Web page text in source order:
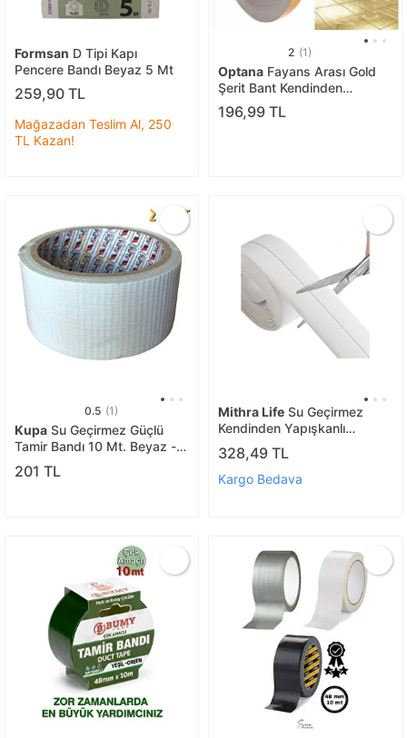
Formsan D Tipi Kapı
Pencere Bandı Beyaz 5 Mt
259,90 TL
Mağazadan Teslim Al, 250
TL Kazan!
2 (1)
Optana Fayans Arası Gold
Şerit Bant Kendinden
Yapışkanlı Derz Bandı
1cmx50m
196,99 TL
0.5 (1)
Kupa Su Geçirmez Güçlü
Tamir Bandı 10 Mt. Beyaz - 2
Adet
201 TL
Mithra Life Su Geçirmez
Kendinden Yapışkanlı
Lavabo Duvar Küvet Sticker
Bant Mit1132
328,49 TL
Kargo Bedava